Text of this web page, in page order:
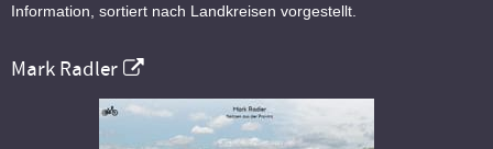
Information, sortiert nach Landkreisen vorgestellt.
Mark Radler